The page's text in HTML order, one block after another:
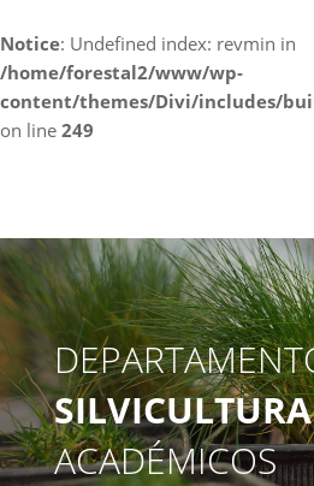
Notice: Undefined index: revmin in
/home/forestal2/www/wp-
content/themes/Divi/includes/
on line 249
SILVICULTURA
ACADÉMICOS